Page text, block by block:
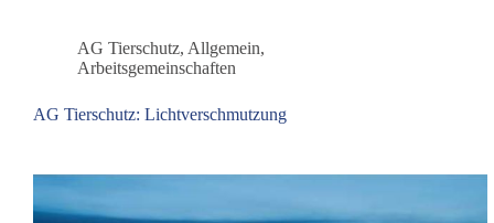
Jahre
AG Tierschutz, Allgemein,
Arbeitsgemeinschaften
AG Tierschutz: Lichtverschmutzung